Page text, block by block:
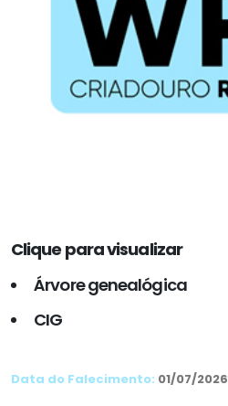
Clique para visualizar
Árvore genealógica
CIG
Data do Falecimento: 01/07/2026